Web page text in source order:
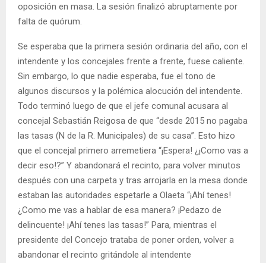
oposición en masa. La sesión finalizó abruptamente por
falta de quórum.
Se esperaba que la primera sesión ordinaria del año, con el
intendente y los concejales frente a frente, fuese caliente.
Sin embargo, lo que nadie esperaba, fue el tono de
algunos discursos y la polémica alocución del intendente.
Todo terminó luego de que el jefe comunal acusara al
concejal Sebastián Reigosa de que “desde 2015 no pagaba
las tasas (N de la R. Municipales) de su casa”. Esto hizo
que el concejal primero arremetiera “¡Espera! ¿¡Como vas a
decir eso!?” Y abandonará el recinto, para volver minutos
después con una carpeta y tras arrojarla en la mesa donde
estaban las autoridades espetarle a Olaeta “¡Ahí tenes!
¿Como me vas a hablar de esa manera? ¡Pedazo de
delincuente! ¡Ahí tenes las tasas!” Para, mientras el
presidente del Concejo trataba de poner orden, volver a
abandonar el recinto gritándole al intendente